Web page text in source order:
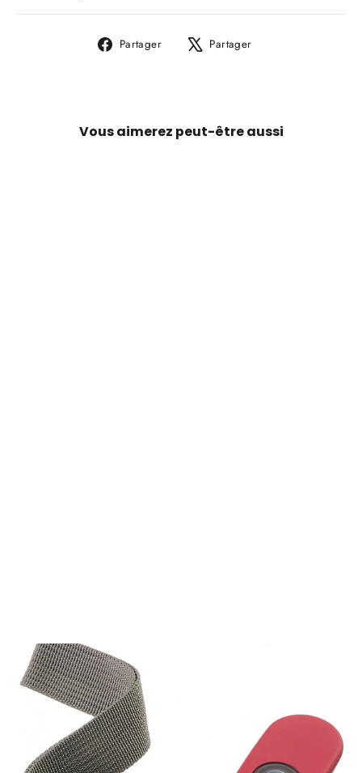
Partager
Partager
sur
Partager
Vous aimerez peut-être aussi